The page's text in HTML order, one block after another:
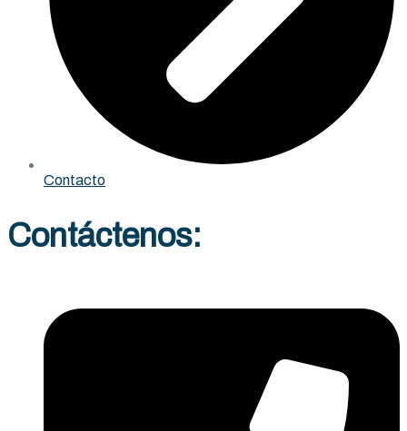
Contacto
Contáctenos: